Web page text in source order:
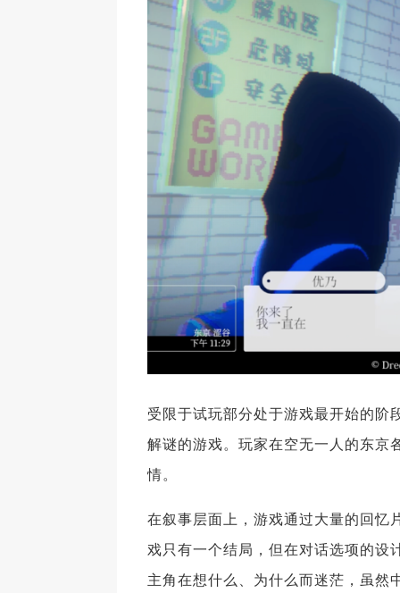
受限于试玩部分处于游戏最开始的阶
解谜的游戏。玩家在空无一人的东京
情。
在叙事层面上，游戏通过大量的回忆
戏只有一个结局，但在对话选项的
主角在想什么、为什么而迷茫，虽然